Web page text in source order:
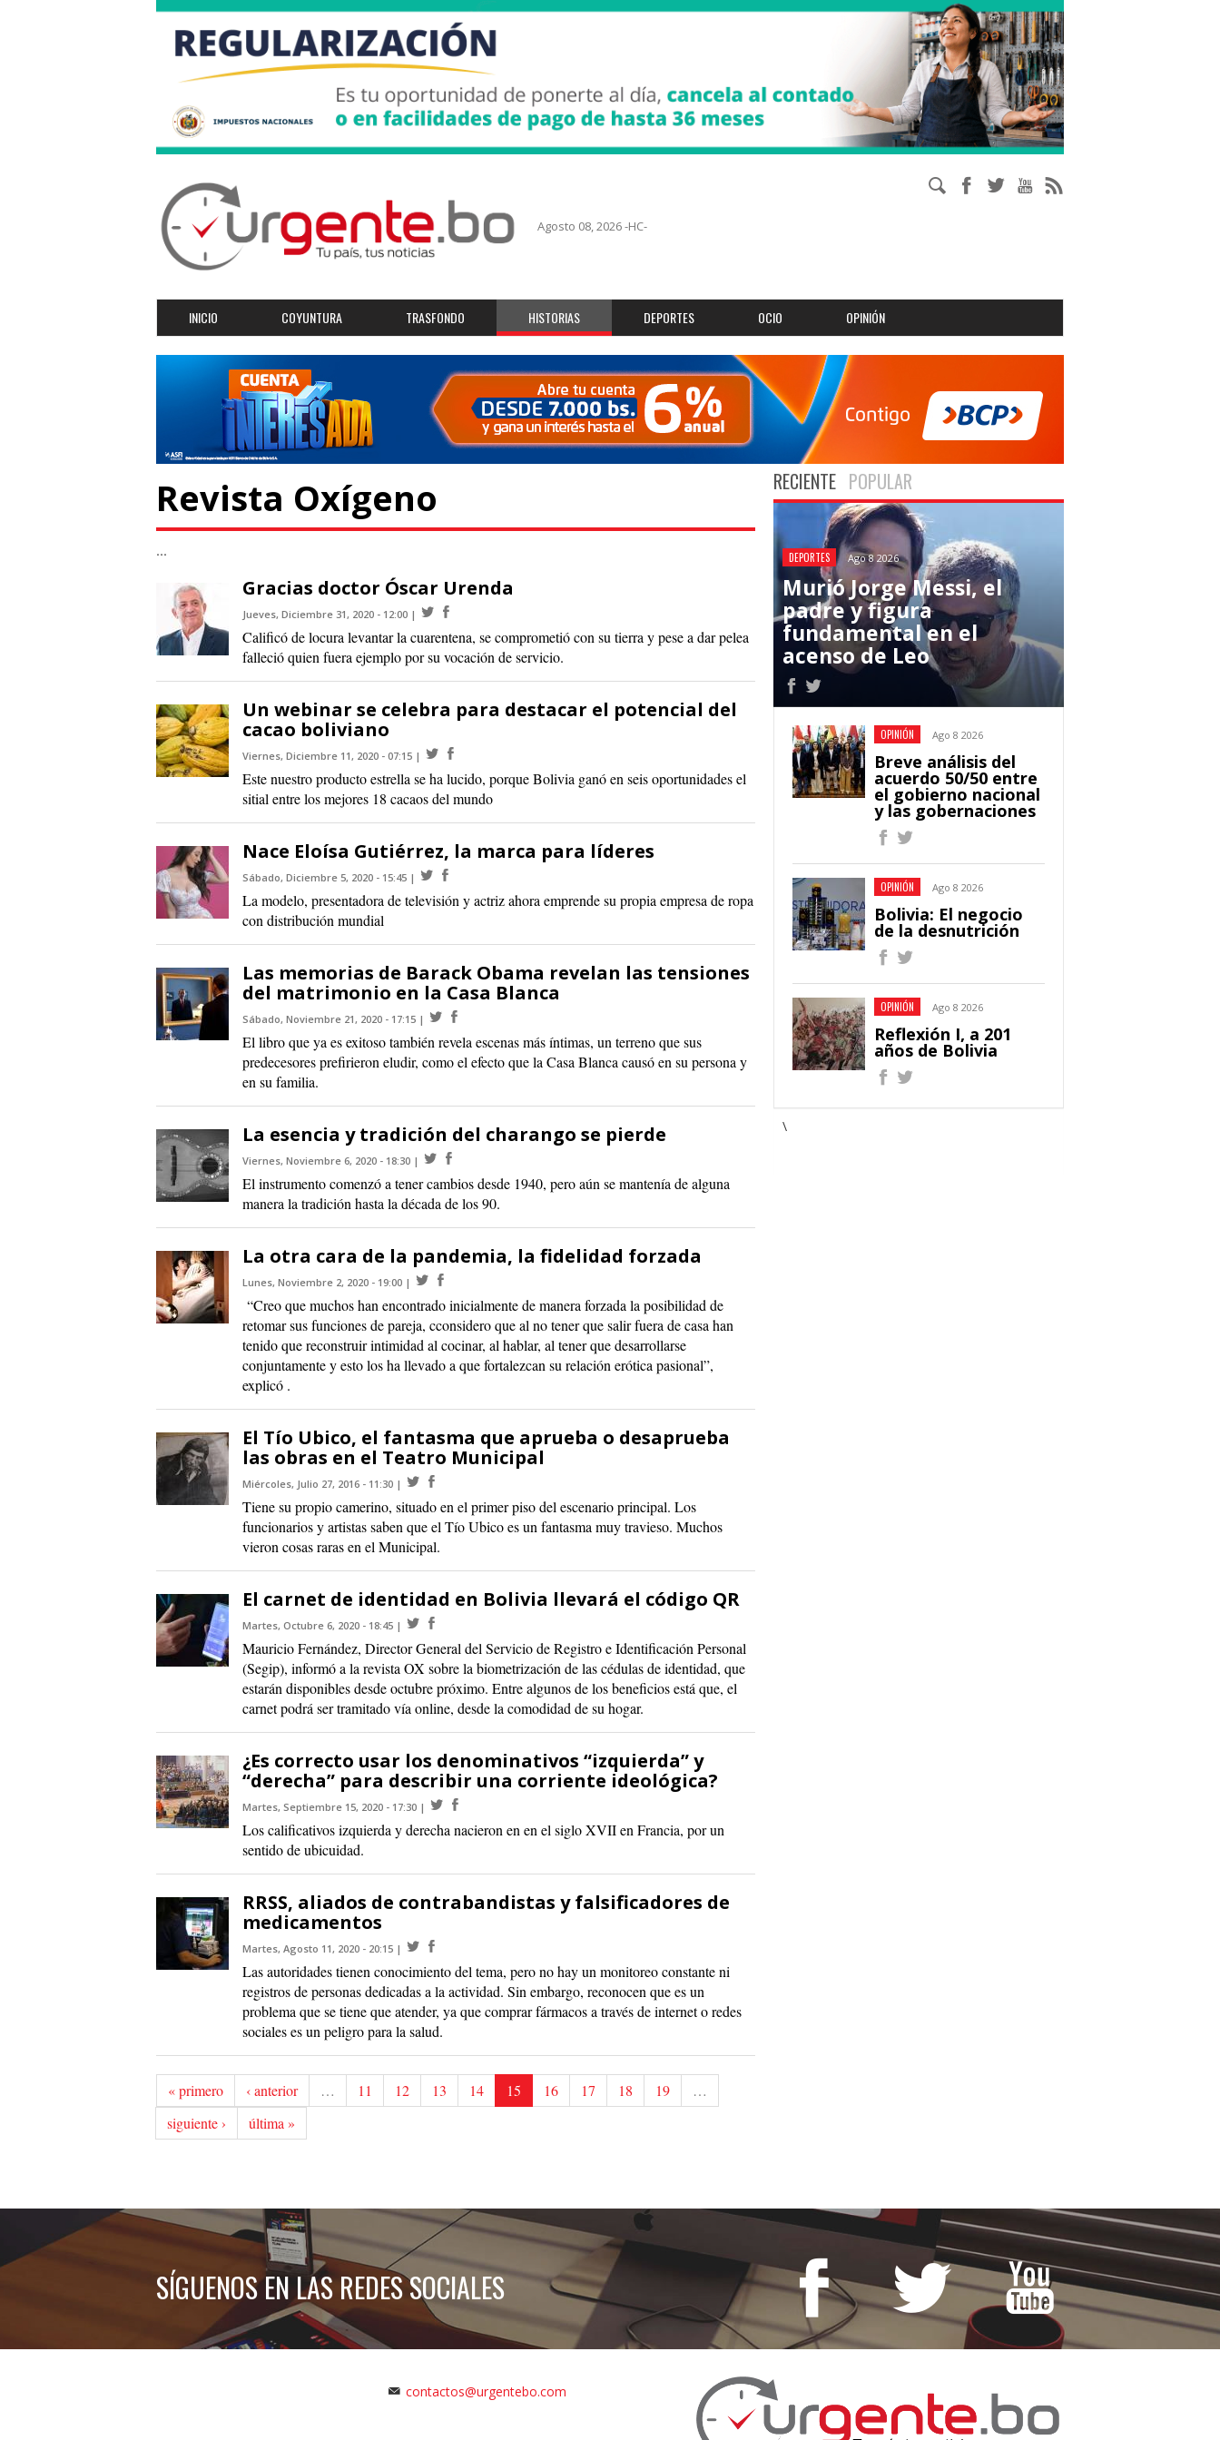
Agosto 08, 2026 -HC-
INICIO COYUNTURA TRASFONDO HISTORIAS DEPORTES OCIO OPINIÓN
Revista Oxígeno
...
Gracias doctor Óscar Urenda
Jueves, Diciembre 31, 2020 - 12:00
Calificó de locura levantar la cuarentena, se comprometió con su tierra y pese a dar pelea
falleció quien fuera ejemplo por su vocación de servicio.
Un webinar se celebra para destacar el potencial del
cacao boliviano
Viernes, Diciembre 11, 2020 - 07:15
Este nuestro producto estrella se ha lucido, porque Bolivia ganó en seis oportunidades el
sitial entre los mejores 18 cacaos del mundo
Nace Eloísa Gutiérrez, la marca para líderes
Sábado, Diciembre 5, 2020 - 15:45
La modelo, presentadora de televisión y actriz ahora emprende su propia empresa de ropa
con distribución mundial
Las memorias de Barack Obama revelan las tensiones
del matrimonio en la Casa Blanca
Sábado, Noviembre 21, 2020 - 17:15
El libro que ya es exitoso también revela escenas más íntimas, un terreno que sus
predecesores prefirieron eludir, como el efecto que la Casa Blanca causó en su persona y
en su familia.
La esencia y tradición del charango se pierde
Viernes, Noviembre 6, 2020 - 18:30
El instrumento comenzó a tener cambios desde 1940, pero aún se mantenía de alguna
manera la tradición hasta la década de los 90.
La otra cara de la pandemia, la fidelidad forzada
Lunes, Noviembre 2, 2020 - 19:00
“Creo que muchos han encontrado inicialmente de manera forzada la posibilidad de
retomar sus funciones de pareja, cconsidero que al no tener que salir fuera de casa han
tenido que reconstruir intimidad al cocinar, al hablar, al tener que desarrollarse
conjuntamente y esto los ha llevado a que fortalezcan su relación erótica pasional”,
explicó .
El Tío Ubico, el fantasma que aprueba o desaprueba
las obras en el Teatro Municipal
Miércoles, Julio 27, 2016 - 11:30
Tiene su propio camerino, situado en el primer piso del escenario principal. Los
funcionarios y artistas saben que el Tío Ubico es un fantasma muy travieso. Muchos
vieron cosas raras en el Municipal.
El carnet de identidad en Bolivia llevará el código QR
Martes, Octubre 6, 2020 - 18:45
Mauricio Fernández, Director General del Servicio de Registro e Identificación Personal
(Segip), informó a la revista OX sobre la biometrización de las cédulas de identidad, que
estarán disponibles desde octubre próximo. Entre algunos de los beneficios está que, el
carnet podrá ser tramitado vía online, desde la comodidad de su hogar.
¿Es correcto usar los denominativos “izquierda” y
“derecha” para describir una corriente ideológica?
Martes, Septiembre 15, 2020 - 17:30
Los calificativos izquierda y derecha nacieron en en el siglo XVII en Francia, por un
sentido de ubicuidad.
RRSS, aliados de contrabandistas y falsificadores de
medicamentos
Martes, Agosto 11, 2020 - 20:15
Las autoridades tienen conocimiento del tema, pero no hay un monitoreo constante ni
registros de personas dedicadas a la actividad. Sin embargo, reconocen que es un
problema que se tiene que atender, ya que comprar fármacos a través de internet o redes
sociales es un peligro para la salud.
« primero ‹ anterior … 11 12 13 14 15 16 17 18 19
…
siguiente ›
última »
RECIENTE POPULAR
DEPORTES Ago 8 2026
Murió Jorge Messi, el
padre y figura
fundamental en el
acenso de Leo
OPINIÓN Ago 8 2026
Breve análisis del
acuerdo 50/50 entre
el gobierno nacional
y las gobernaciones
OPINIÓN Ago 8 2026
Bolivia: El negocio
de la desnutrición
OPINIÓN Ago 8 2026
Reflexión I, a 201
años de Bolivia
\
SÍGUENOS EN LAS REDES SOCIALES
contactos@urgentebo.com